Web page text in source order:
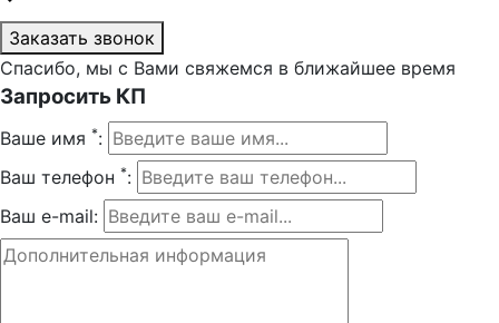
Заказать звонок
Спасибо, мы с Вами свяжемся в ближайшее время
Запросить КП
Ваше имя *:
Ваш телефон *:
Ваш e-mail: